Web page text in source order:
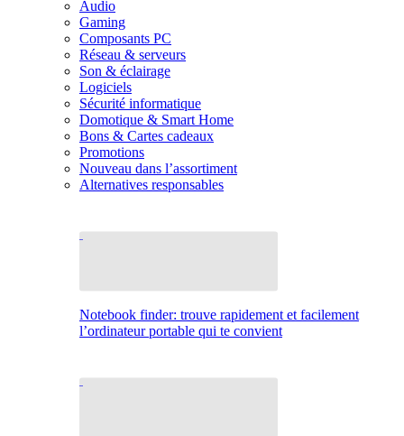
Audio
Gaming
Composants PC
Réseau & serveurs
Son & éclairage
Logiciels
Sécurité informatique
Domotique & Smart Home
Bons & Cartes cadeaux
Promotions
Nouveau dans l’assortiment
Alternatives responsables
Notebook finder: trouve rapidement et facilement
l’ordinateur portable qui te convient